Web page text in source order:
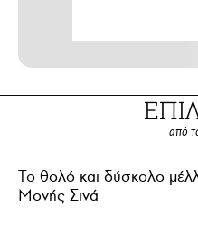
από
Το θολό και δύσκολο
Μονής Σινά